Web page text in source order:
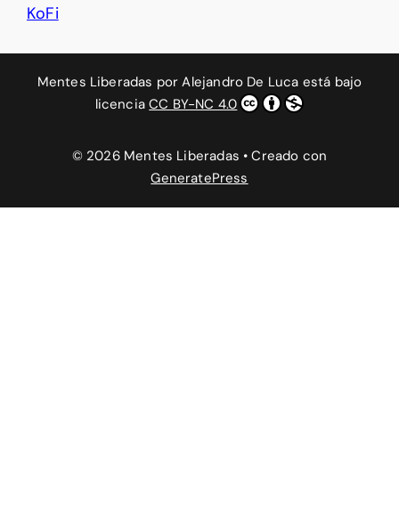
KoFi
Mentes Liberadas porAlejandro De Luca está bajo
licenciaCC BY-NC 4.0
© 2026 Mentes Liberadas • Creado con
GeneratePress